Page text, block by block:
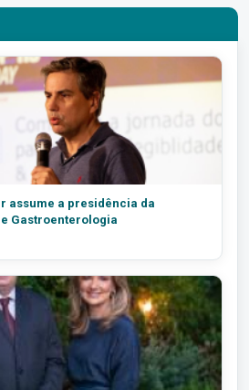
assume a presidência da
Gastroenterologia